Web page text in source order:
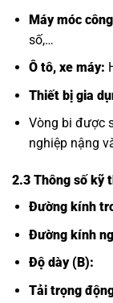
Máy móc
số,…
Ô tô, xe máy:
Thiết bị gia
Vòng bi được
nghiệp nậng
2.3 Thông số kỹ
Đường kính
Đường kính
Độ dày (B):
Tải trọng